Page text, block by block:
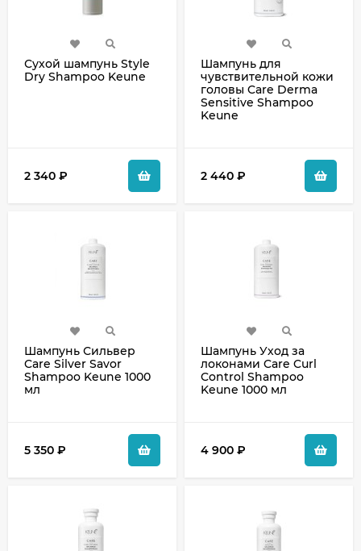
Сухой шампунь Style
Dry Shampoo Keune
2 340 ₽
Шампунь для
чувствительной кожи
головы Care Derma
Sensitive Shampoo
Keune
2 440 ₽
Шампунь Сильвер
Care Silver Savor
Shampoo Keune 1000
мл
5 350 ₽
Шампунь Уход за
локонами Care Curl
Control Shampoo
Keune 1000 мл
4 900 ₽